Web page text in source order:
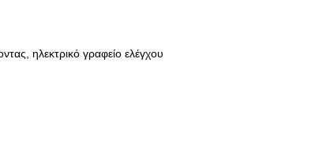
ηλεκτρικό γραφείο ελέγχου